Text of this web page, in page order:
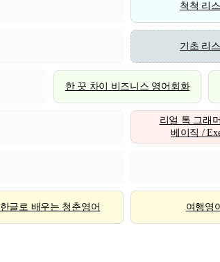
척척 리
기초 리
한 끗 차이 비즈니스 영어회화
리얼 톡 그래
베이직 /
한글로 배우는 청춘영어 여행영